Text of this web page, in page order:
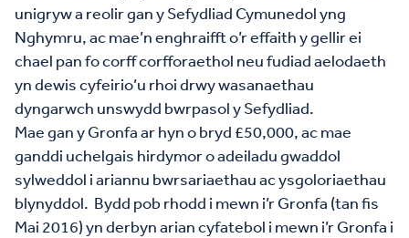
unigryw a reolir gan y Sefydliad Cymunedol yng
Nghymru, ac mae’n enghraifft o’r effaith y gellir ei
chael pan fo corff corfforaethol neu fudiad aelodaeth
yn dewis cyfeirio’u rhoi drwy wasanaethau
dyngarwch unswydd bwrpasol y Sefydliad.
Mae gan y Gronfa ar hyn o bryd £50,000, ac mae
ganddi uchelgais hirdymor o adeiladu gwaddol
sylweddol i ariannu bwrsariaethau ac ysgoloriaethau
blynyddol. Bydd pob rhodd i mewn i’r Gronfa (tan fis
Mai 2016) yn derbyn arian cyfatebol i mewn i’r Gronfa i